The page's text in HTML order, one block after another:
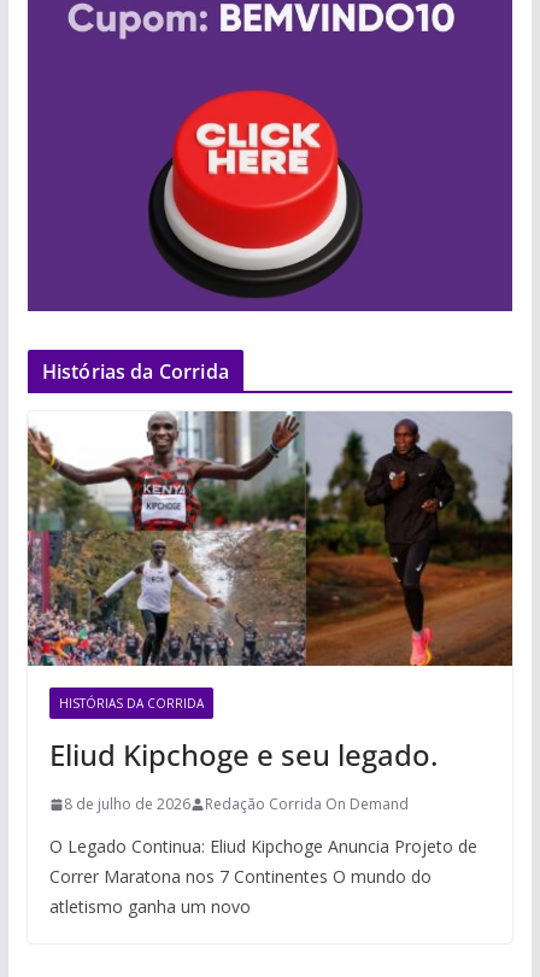
Histórias da Corrida
HISTÓRIAS DA CORRIDA
Eliud Kipchoge e seu legado.
8 de julho de 2026 Redação Corrida On Demand
O Legado Continua: Eliud Kipchoge Anuncia Projeto de
Correr Maratona nos 7 Continentes O mundo do
atletismo ganha um novo